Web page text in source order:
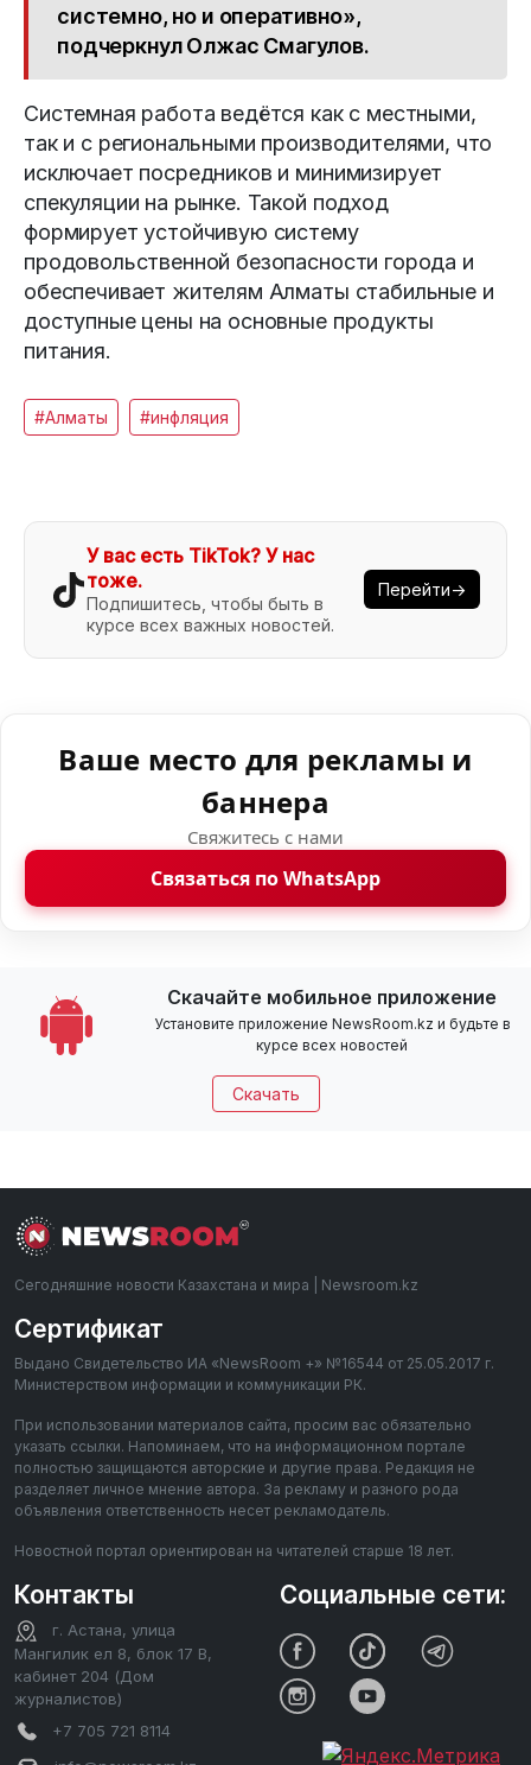
системно, но и оперативно»,
подчеркнул Олжас Смагулов.
Системная работа ведётся как с местными,
так и с региональными производителями, что
исключает посредников и минимизирует
спекуляции на рынке. Такой подход
формирует устойчивую систему
продовольственной безопасности города и
обеспечивает жителям Алматы стабильные и
доступные цены на основные продукты
питания.
#Алматы #инфляция
У вас есть TikTok? У нас
тоже.
Подпишитесь, чтобы быть в
курсе всех важных новостей.
Перейти→
Ваше место для рекламы и
баннера
Свяжитесь с нами
Связаться по WhatsApp
Скачайте мобильное приложение
Установите приложение NewsRoom.kz и будьте в
курсе всех новостей
Скачать
Сегодняшние новости Казахстана и мира | Newsroom.kz
Сертификат
Выдано Свидетельство ИА «NewsRoom +» №16544 от 25.05.2017 г.
Министерством информации и коммуникации РК.
При использовании материалов сайта, просим вас обязательно
указать ссылки. Напоминаем, что на информационном портале
полностью защищаются авторские и другие права. Редакция не
разделяет личное мнение автора. За рекламу и разного рода
объявления ответственность несет рекламодатель.
Новостной портал ориентирован на читателей старше 18 лет.
Контакты
г. Астана, улица
Мангилик ел 8, блок 17 В,
кабинет 204 (Дом
журналистов)
+7 705 721 8114
Социальные сети: